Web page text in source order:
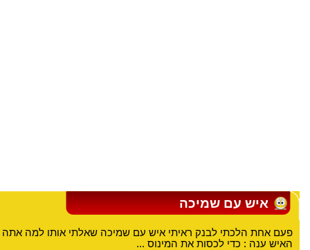
איש עם שמיכה
פעם אחת הלכתי לבנק ראיתי איש עם שמיכה שאלתי אותו למה
האיש ענה : כדי לכסות את המינוס ...